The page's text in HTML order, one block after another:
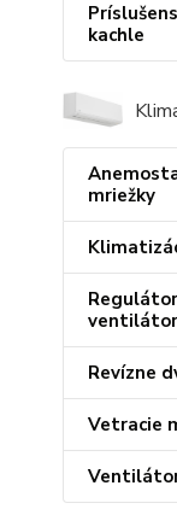
kachle
mriežky
Revízne
Vetracie